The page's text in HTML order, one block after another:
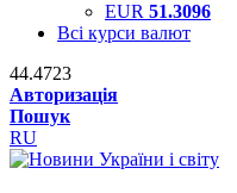
EUR 51.3096
Всі курси валют
44.4723
Авторизація
Пошук
RU